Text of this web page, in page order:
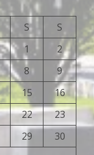
S
S
1
2
8
9
15
16
22
23
29
30